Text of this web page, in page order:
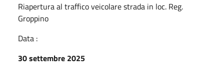
Riapertura al traffico veicolare strada in loc. Reg.
Groppino
Data :
30 settembre 2025